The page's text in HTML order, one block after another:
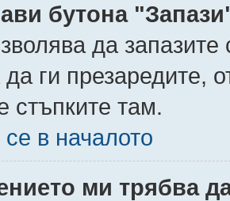
бутона
да
ги презаредите,
стъпките там.
в началото
ми трябва